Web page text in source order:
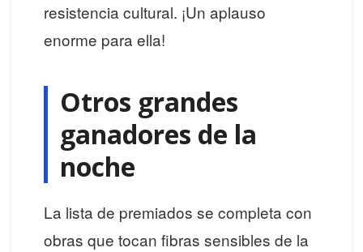
resistencia cultural. ¡Un aplauso
enorme para ella!
Otros grandes
ganadores de la
noche
La lista de premiados se completa con
obras que tocan fibras sensibles de la